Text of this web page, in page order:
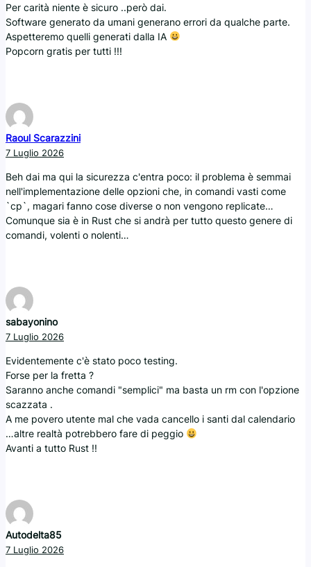
Per carità niente è sicuro ..però dai.
Software generato da umani generano errori da qualche parte.
Aspetteremo quelli generati dalla IA
Popcorn gratis per tutti !!!
Raoul Scarazzini
7 Luglio 2026
Beh dai ma qui la sicurezza c'entra poco: il problema è semmai
nell'implementazione delle opzioni che, in comandi vasti come
`cp`, magari fanno cose diverse o non vengono replicate…
Comunque sia è in Rust che si andrà per tutto questo genere di
comandi, volenti o nolenti…
sabayonino
7 Luglio 2026
Evidentemente c'è stato poco testing.
Forse per la fretta ?
Saranno anche comandi "semplici" ma basta un rm con l'opzione
scazzata .
A me povero utente mal che vada cancello i santi dal calendario
…altre realtà potrebbero fare di peggio
Avanti a tutto Rust !!
Autodelta85
7 Luglio 2026